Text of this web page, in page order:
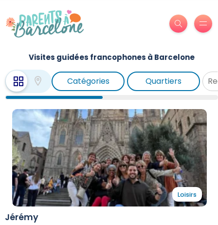
Visites guidées francophones à Barcelone
Catégories Quartiers
Loisirs
Jérémy